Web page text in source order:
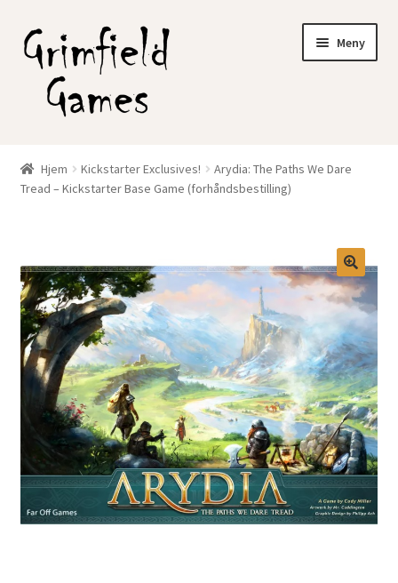
Hopp
til
navigasjon
Hopp
til
innhold
Meny
Nettbutikk
Hjem Kickstarter Exclusives!
Arydia: The Paths We Dare
Tread – Kickstarter Base Game (forhåndsbestilling)